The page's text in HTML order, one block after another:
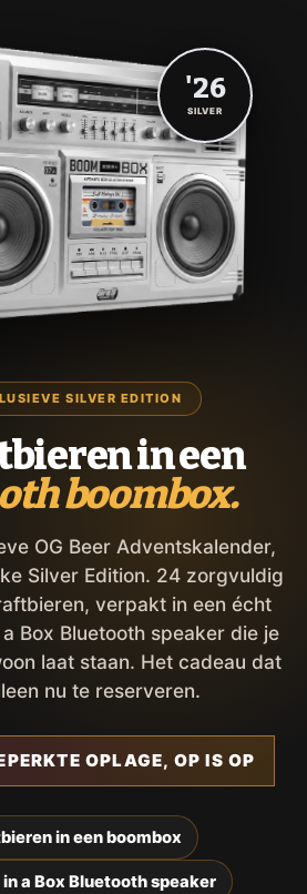
SILVER EDITION
in een
boombox.
OG Beer Adventskalender,
Silver Edition. 24 zorgvuldig
verpakt in een écht
Box Bluetooth speaker die je
laat staan. Het cadeau dat
nu te reserveren.
OPLAGE, OP IS OP
in een boombox
a Box Bluetooth speaker
'26
SILVER